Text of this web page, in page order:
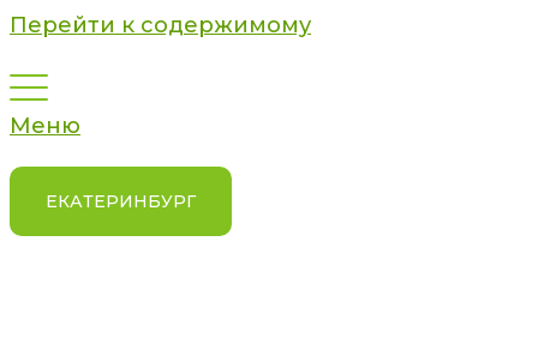
Перейти к содержимому
Меню
ЕКАТЕРИНБУРГ